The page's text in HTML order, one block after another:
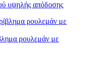
υψηλής απόδοσης
ρουλεμάν με